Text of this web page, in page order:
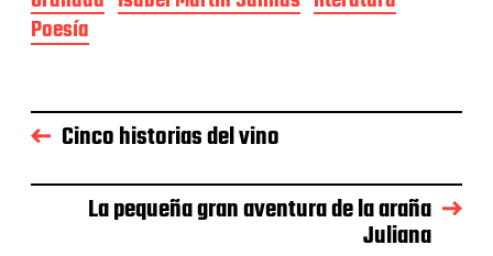
Poesía
Cinco historias del vino
La pequeña gran aventura de la araña
Juliana